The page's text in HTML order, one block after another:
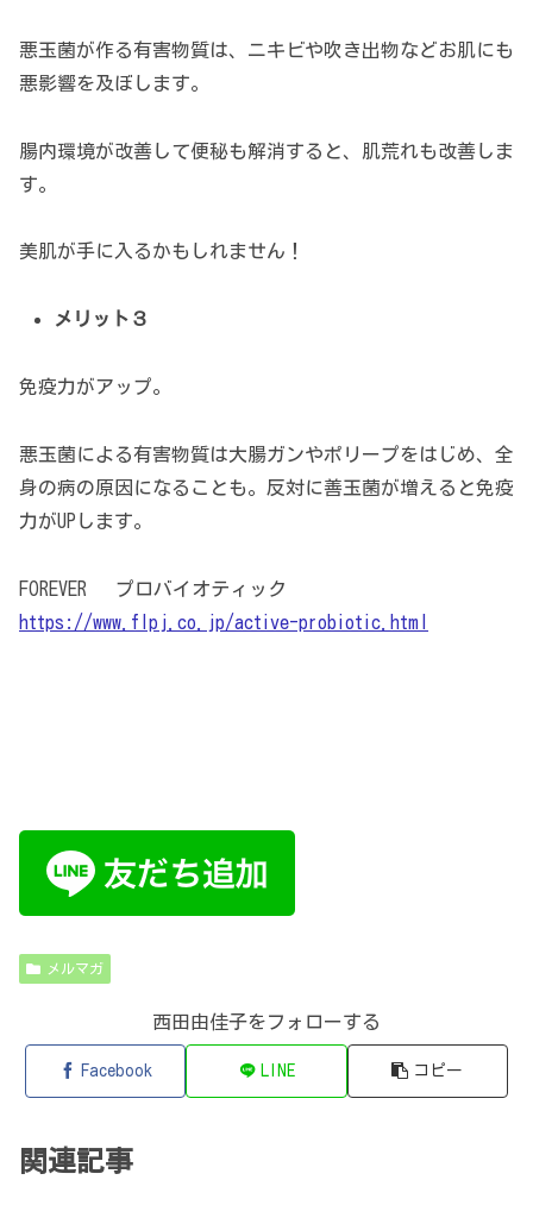
悪玉菌が作る有害物質は、ニキビや吹き出物などお肌にも
悪影響を及ぼします。
腸内環境が改善して便秘も解消すると、肌荒れも改善しま
す。
美肌が手に入るかもしれません！
メリット３
免疫力がアップ。
悪玉菌による有害物質は大腸ガンやポリープをはじめ、全
身の病の原因になることも。反対に善玉菌が増えると免疫
力がUPします。
FOREVER プロバイオティック
https://www.flpj.co.jp/active-probiotic.html
メルマガ
西田由佳子をフォローする
Facebook LINE コピー
関連記事